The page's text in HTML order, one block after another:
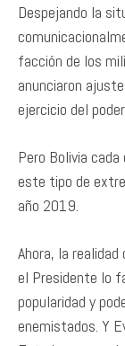
Despejando la
facción de los
anunciaron
ejercicio del
Pero Bolivia
este tipo de
año 2019.
Ahora, la
el Presidente lo
popularidad y
enemistados. Y